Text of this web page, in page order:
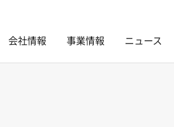
会社情報
事業情報 ニュース